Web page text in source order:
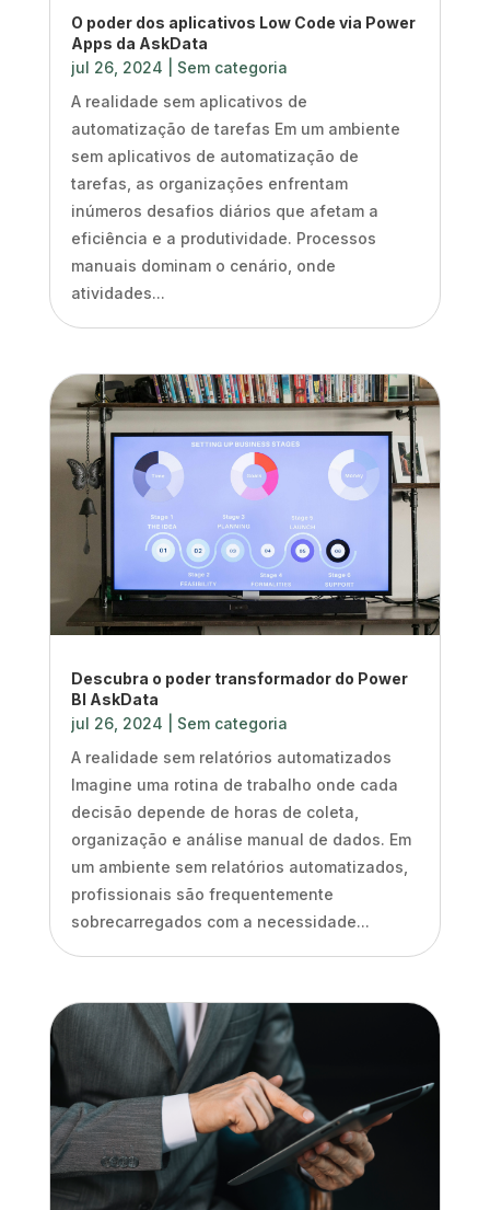
O poder dos aplicativos Low Code via Power
Apps da AskData
jul 26, 2024
Sem categoria
A realidade sem aplicativos de
automatização de tarefas Em um ambiente
sem aplicativos de automatização de
tarefas, as organizações enfrentam
inúmeros desafios diários que afetam a
eficiência e a produtividade. Processos
manuais dominam o cenário, onde
atividades...
Descubra o poder transformador do Power
BI AskData
jul 26, 2024
Sem categoria
A realidade sem relatórios automatizados
Imagine uma rotina de trabalho onde cada
decisão depende de horas de coleta,
organização e análise manual de dados. Em
um ambiente sem relatórios automatizados,
profissionais são frequentemente
sobrecarregados com a necessidade...